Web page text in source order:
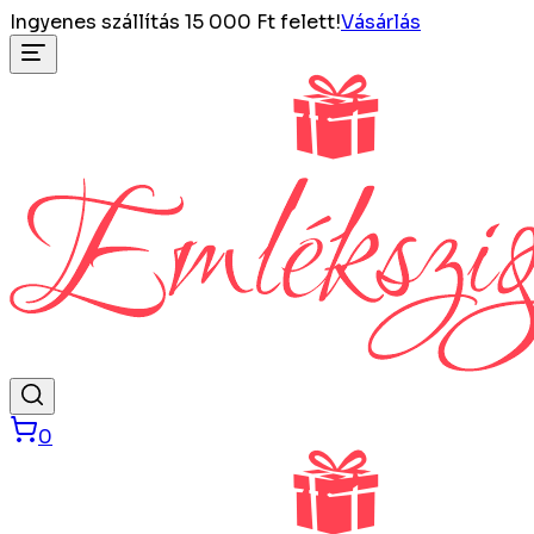
Ingyenes szállítás 15 000 Ft felett!Vásárlás
0